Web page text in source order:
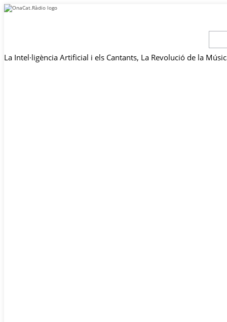
La Intel·ligència Artificial i els Cantants, La Revolució de la